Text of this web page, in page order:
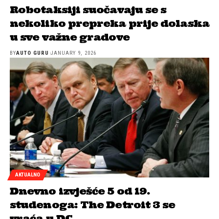
Robotaksiji suočavaju se s
nekoliko prepreka prije dolaska
u sve važne gradove
BYAUTO GURU JANUARY 9, 2026
AKTUALNO
Dnevno izvješće 5 od 19.
studenoga: The Detroit 3 se